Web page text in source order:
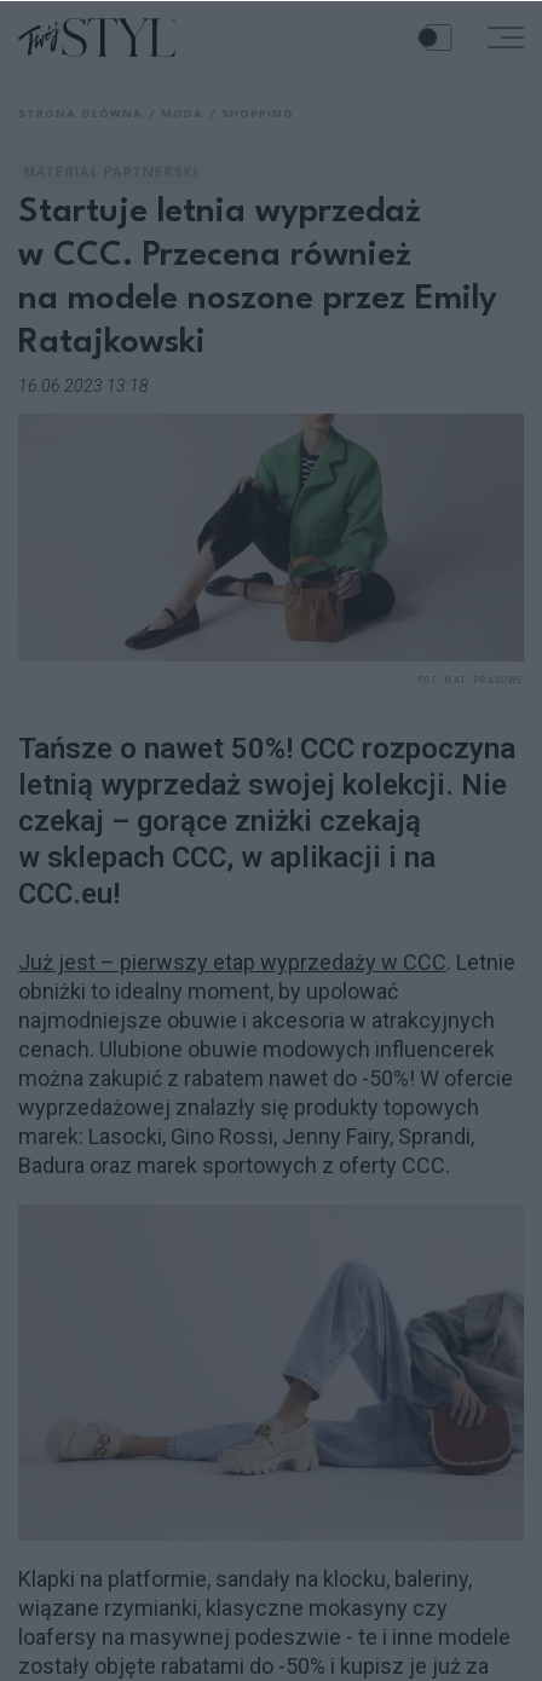
Startuje letnia wyprzedaż
w CCC. Przecena również
na modele noszone przez Emily
Ratajkowski
16.06.2023 13:18
Tańsze o nawet 50%! CCC rozpoczyna
letnią wyprzedaż swojej kolekcji. Nie
czekaj – gorące zniżki czekają
w sklepach CCC, w aplikacji i na
CCC.eu!
Już jest – pierwszy etap wyprzedaży w CCC. Letnie
obniżki to idealny moment, by upolować
najmodniejsze obuwie i akcesoria w atrakcyjnych
cenach. Ulubione obuwie modowych influencerek
można zakupić z rabatem nawet do -50%! W ofercie
wyprzedażowej znalazły się produkty topowych
marek: Lasocki, Gino Rossi, Jenny Fairy, Sprandi,
Badura oraz marek sportowych z oferty CCC.
Klapki na platformie, sandały na klocku, baleriny,
wiązane rzymianki, klasyczne mokasyny czy
loafersy na masywnej podeszwie - te i inne modele
zostały objęte rabatami do -50% i kupisz je już za